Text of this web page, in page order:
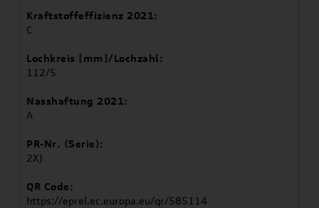
Kraftstoffeffizienz 2021:
C
Lochkreis [mm]/Lochzahl:
112/5
Nasshaftung 2021:
A
PR-Nr. (Serie):
2XJ
QR Code:
https://eprel.ec.europa.eu/qr/585114